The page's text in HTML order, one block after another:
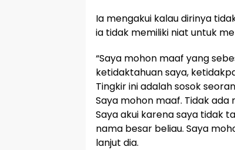
Ia mengakui kalau dirinya
ia tidak memiliki niat untuk
“Saya mohon maaf yang
ketidaktahuan saya,
Tingkir ini adalah sosok
Saya mohon maaf. Tidak
Saya akui karena saya tidak
nama besar beliau. Saya
lanjut dia.